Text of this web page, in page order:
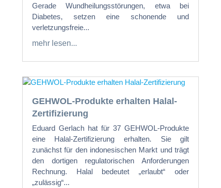
Gerade Wundheilungsstörungen, etwa bei
Diabetes, setzen eine schonende und
verletzungsfreie...
mehr lesen...
GEHWOL-Produkte erhalten Halal-
Zertifizierung
Eduard Gerlach hat für 37 GEHWOL-Produkte
eine Halal-Zertifizierung erhalten. Sie gilt
zunächst für den indonesischen Markt und trägt
den dortigen regulatorischen Anforderungen
Rechnung. Halal bedeutet „erlaubt“ oder
„zulässig“...